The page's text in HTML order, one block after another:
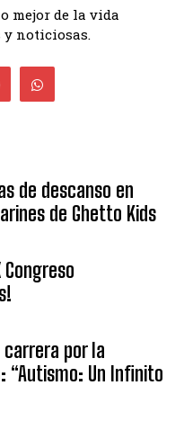
mejor de la vida
y noticiosas.
de descanso en
de Ghetto Kids
carrera por la
“Autismo: Un Infinito